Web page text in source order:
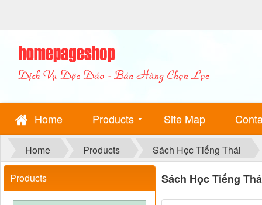
Home Products ▼ Site Map
Home Products Sách Học Tiếng Thái
Sách Học Tiếng
Products